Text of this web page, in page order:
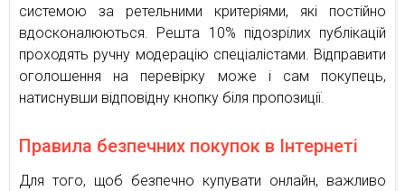
системою за ретельними критеріями, які постійно
вдосконалюються. Решта 10% підозрілих публікацій
проходять ручну модерацію спеціалістами. Відправити
оголошення на перевірку може і сам покупець,
натиснувши відповідну кнопку біля пропозиції.
Правила безпечних покупок в Інтернеті
Для того, щоб безпечно купувати онлайн, важливо